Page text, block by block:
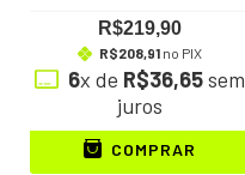
R$219,90
R$208,91 no PIX
6x de R$36,65sem
juros
COMPRAR